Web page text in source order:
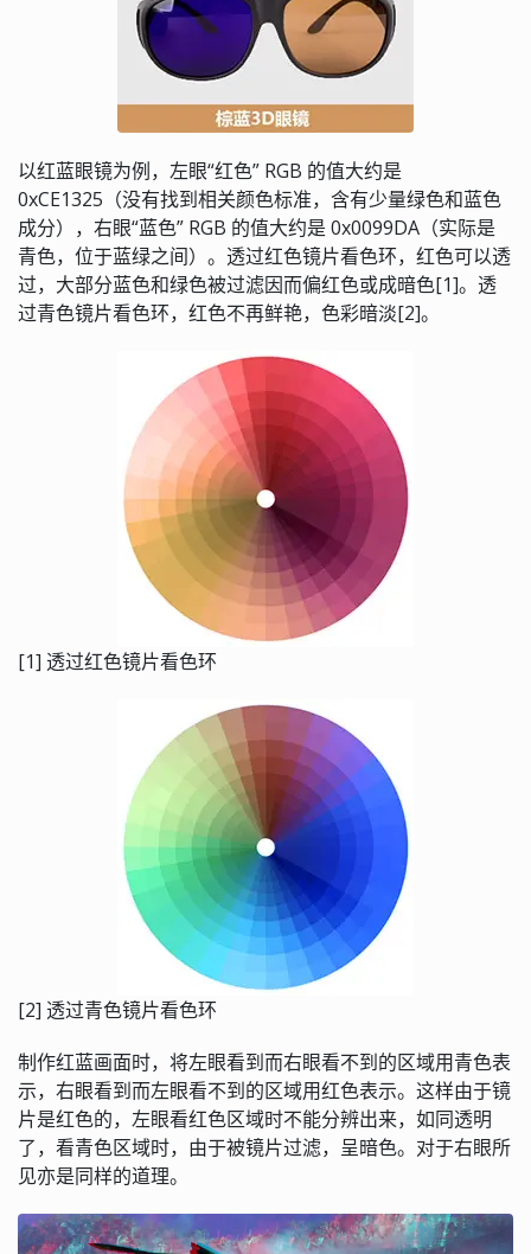
以红蓝眼镜为例，左眼“红色” RGB 的值大约是
0xCE1325（没有找到相关颜色标准，含有少量绿色和蓝色
成分），右眼“蓝色” RGB 的值大约是 0x0099DA（实际是
青色，位于蓝绿之间）。透过红色镜片看色环，红色可以透
过，大部分蓝色和绿色被过滤因而偏红色或成暗色[1]。透
过青色镜片看色环，红色不再鲜艳，色彩暗淡[2]。
[1] 透过红色镜片看色环
[2] 透过青色镜片看色环
制作红蓝画面时，将左眼看到而右眼看不到的区域用青色表
示，右眼看到而左眼看不到的区域用红色表示。这样由于镜
片是红色的，左眼看红色区域时不能分辨出来，如同透明
了，看青色区域时，由于被镜片过滤，呈暗色。对于右眼所
见亦是同样的道理。